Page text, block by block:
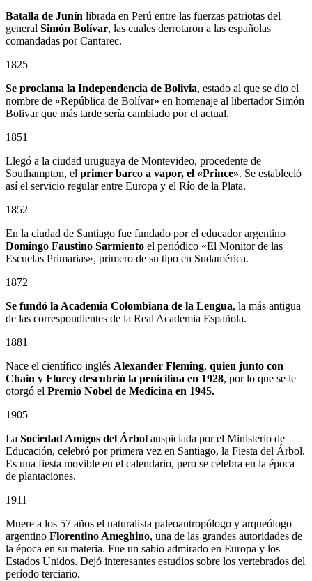
Batalla de Junín librada en Perú entre las fuerzas patriotas del
general Simón Bolívar, las cuales derrotaron a las españolas
comandadas por Cantarec.
1825
Se proclama la Independencia de Bolivia, estado al que se dio el
nombre de «República de Bolívar» en homenaje al libertador Simón
Bolivar que más tarde sería cambiado por el actual.
1851
Llegó a la ciudad uruguaya de Montevideo, procedente de
Southampton, el primer barco a vapor, el «Prince». Se estableció
así el servicio regular entre Europa y el Río de la Plata.
1852
En la ciudad de Santiago fue fundado por el educador argentino
Domingo Faustino Sarmiento el periódico «El Monitor de las
Escuelas Primarias», primero de su tipo en Sudamérica.
1872
Se fundó la Academia Colombiana de la Lengua, la más antigua
de las correspondientes de la Real Academia Española.
1881
Nace el científico inglés Alexander Fleming, quien junto con
Chain y Florey descubrió la penicilina en 1928, por lo que se le
otorgó el Premio Nobel de Medicina en 1945.
1905
La Sociedad Amigos del Árbol auspiciada por el Ministerio de
Educación, celebró por primera vez en Santiago, la Fiesta del Árbol.
Es una fiesta movible en el calendario, pero se celebra en la época
de plantaciones.
1911
Muere a los 57 años el naturalista paleoantropólogo y arqueólogo
argentino Florentino Ameghino, una de las grandes autoridades de
la época en su materia. Fue un sabio admirado en Europa y los
Estados Unidos. Dejó interesantes estudios sobre los vertebrados del
período terciario.